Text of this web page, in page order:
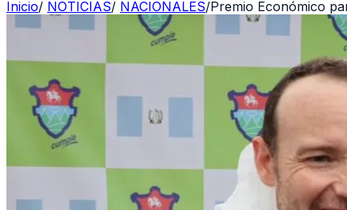
Inicio/ NOTICIAS/ NACIONALES/Premio Económico